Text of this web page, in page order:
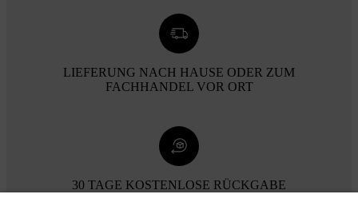
LIEFERUNG NACH HAUSE ODER ZUM
FACHHANDEL VOR ORT
30 TAGE KOSTENLOSE RÜCKGABE